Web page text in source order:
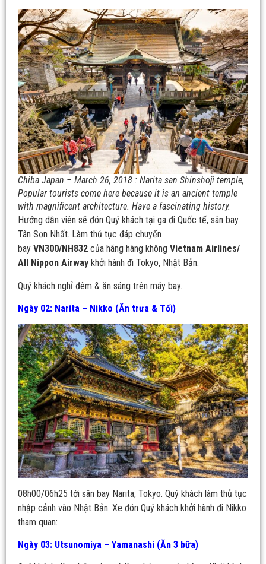
Chiba Japan – March 26, 2018 : Narita san Shinshoji temple,
Popular tourists come here because it is an ancient temple
with magnificent architecture. Have a fascinating history.
Hướng dẫn viên sẽ đón Quý khách tại ga đi Quốc tế, sân bay
Tân Sơn Nhất. Làm thủ tục đáp chuyến
bay VN300/NH832 của hãng hàng không Vietnam Airlines/
All Nippon Airway khởi hành đi Tokyo, Nhật Bản.
Quý khách nghỉ đêm & ăn sáng trên máy bay.
Ngày 02: Narita – Nikko (Ăn trưa & Tối)
08h00/06h25 tới sân bay Narita, Tokyo. Quý khách làm thủ tục
nhập cảnh vào Nhật Bản. Xe đón Quý khách khởi hành đi Nikko
tham quan:
Ngày 03: Utsunomiya – Yamanashi (Ăn 3 bữa)